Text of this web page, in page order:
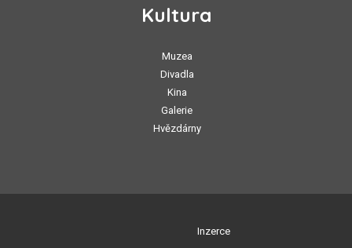
Kultura
Muzea
Divadla
Kina
Galerie
Hvězdárny
Inzerce